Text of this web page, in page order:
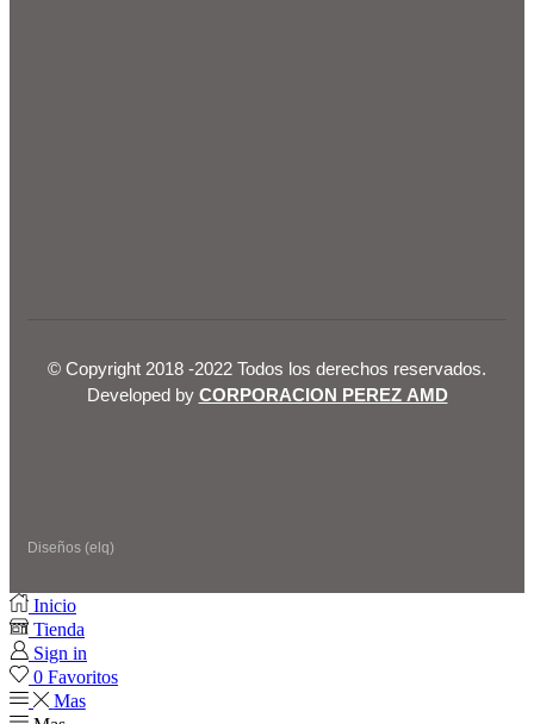
© Copyright 2018 -2022 Todos los derechos reservados.
Developed by CORPORACION PEREZ AMD
Diseños (elq)
Inicio
Tienda
Sign in
0 Favoritos
Mas